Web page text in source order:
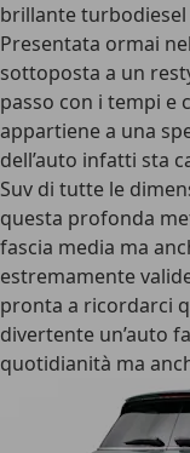
brillante turbodiesel
Presentata ormai
sottoposta a un
passo con i tempi e
appartiene a una
dell’auto infatti sta
Suv di tutte le
questa profonda
fascia media ma
estremamente
pronta a ricordarci
divertente un’auto
quotidianità ma